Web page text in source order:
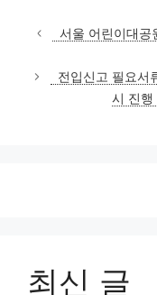
서울 어린이대공
전입신고 필요서
시 진행
최신 글